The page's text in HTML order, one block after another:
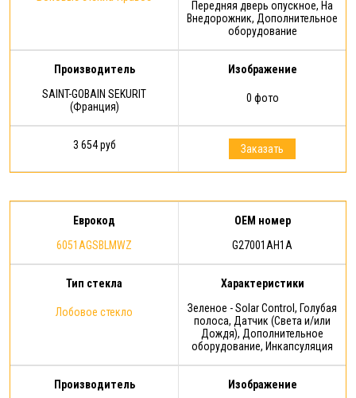
Передняя дверь опускное, На
Внедорожник, Дополнительное
оборудование
Производитель
SAINT-GOBAIN SEKURIT
(Франция)
Изображение
0 фото
3 654 руб Заказать
Еврокод
6051AGSBLMWZ
OEM номер
G27001AH1A
Тип стекла
Лобовое стекло
Характеристики
Зеленое - Solar Control, Голубая
полоса, Датчик (Света и/или
Дождя), Дополнительное
оборудование, Инкапсуляция
Производитель Изображение